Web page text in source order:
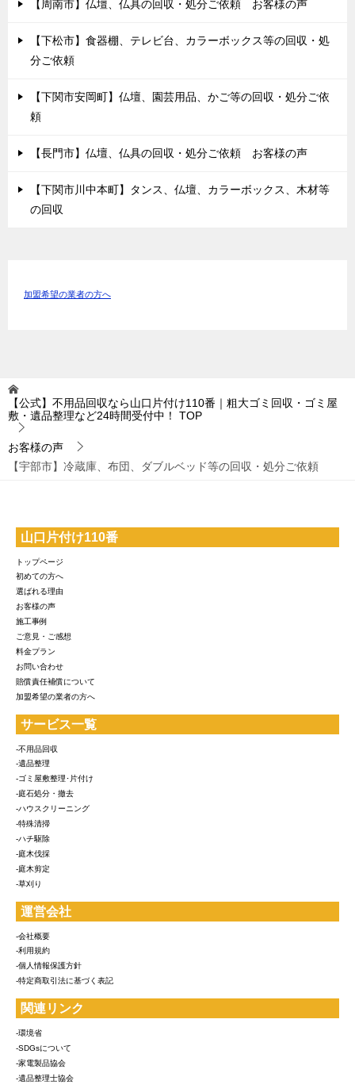
【周南市】仏壇、仏具の回収・処分ご依頼 お客様の声
【下松市】食器棚、テレビ台、カラーボックス等の回収・処
分ご依頼
【下関市安岡町】仏壇、園芸用品、かご等の回収・処分ご依
頼
【長門市】仏壇、仏具の回収・処分ご依頼 お客様の声
【下関市川中本町】タンス、仏壇、カラーボックス、木材等
の回収
加盟希望の業者の方へ
【公式】不用品回収なら山口片付け110番｜粗大ゴミ回収・ゴミ屋
敷・遺品整理など24時間受付中！
TOP
お客様の声
【宇部市】冷蔵庫、布団、ダブルベッド等の回収・処分ご依頼
山口片付け110番
トップページ
初めての方へ
選ばれる理由
お客様の声
施工事例
ご意見・ご感想
料金プラン
お問い合わせ
賠償責任補償について
加盟希望の業者の方へ
サービス一覧
-不用品回収
-遺品整理
-ゴミ屋敷整理･片付け
-庭石処分・撤去
-ハウスクリーニング
-特殊清掃
-ハチ駆除
-庭木伐採
-庭木剪定
-草刈り
運営会社
-会社概要
-利用規約
-個人情報保護方針
-特定商取引法に基づく表記
関連リンク
-環境省
-SDGsについて
-家電製品協会
-遺品整理士協会